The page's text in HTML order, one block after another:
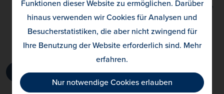
die Pollen gerade besonders umtriebig sind, kann seine
Outdoor-Aktivitäten entsprechend planen und
gegebenenfalls ausweichen.
igevia-Pollenflugkalender Download
Funktionen dieser Website zu ermöglichen. Darüber
hinaus verwenden wir Cookies für Analysen und
Besucherstatistiken, die aber nicht zwingend für
Ihre Benutzung der Website erforderlich sind. Mehr
erfahren.
Nur notwendige Cookies erlauben